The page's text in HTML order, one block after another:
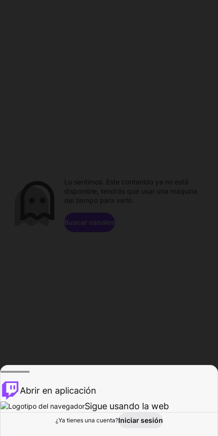
Explorar Actividad
Lo sentimos. Este contenido ya no está
disponible, tendrás que usar una máquina
del tiempo para verlo.
Buscar canales
Abrir en aplicación
Sigue usando la web
¿Ya tienes una cuenta?Iniciar sesión